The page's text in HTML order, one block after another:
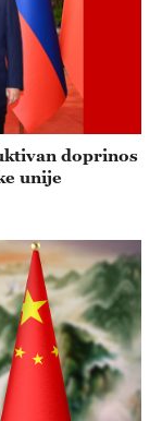
doprinos
unije